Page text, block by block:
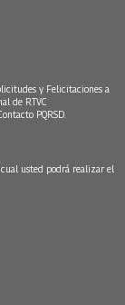
y Felicitaciones a
de RTVC
PQRSD.
usted podrá realizar el